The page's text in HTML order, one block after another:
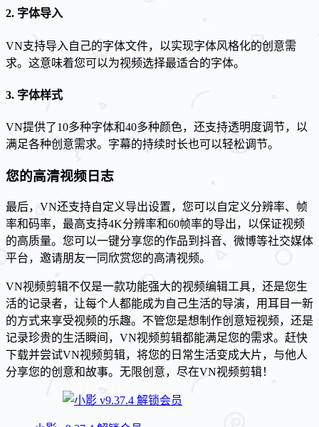
2. 字体导入
VN支持导入自己的字体文件，以实现字体风格化的创意需
求。这意味着您可以为视频选择最适合的字体。
3. 字体样式
VN提供了10多种字体和40多种颜色，还支持透明度调节，以
满足各种创意需求。字幕的持续时长也可以轻松调节。
您的高清视频日志
最后，VN还支持自定义导出设置，您可以自定义分辨率、帧
率和码率，最高支持4K分辨率和60帧率的导出，以保证视频
的高质量。您可以一键分享您的作品到抖音、微博等社交媒体
平台，邀请朋友一同欣赏您的高清视频。
VN视频剪辑不仅是一款功能强大的视频编辑工具，还是您生
活的记录者，让每个人都能成为自己生活的导演，用耳目一新
的方式来享受视频的乐趣。不管您是想制作创意短视频，还是
记录珍贵的生活瞬间，VN视频剪辑都能满足您的需求。赶快
下载并尝试VN视频剪辑，将您的日常生活变成大片，与他人
分享您的创意和故事。无限创意，尽在VN视频剪辑！